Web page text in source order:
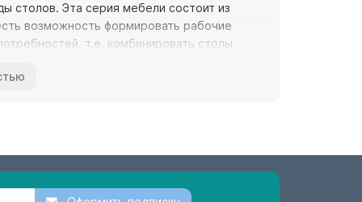
столов. Эта серия мебели состоит из
возможность формировать рабочие
т.е. комбинировать столы
именно из ДСП. Это популярный материал в